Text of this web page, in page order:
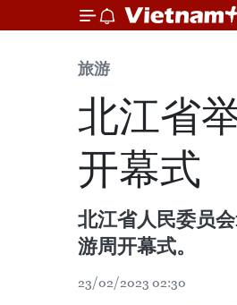
旅游
北江省
开幕式
北江省人民委员
游周开幕式。
23/02/2023 02:30